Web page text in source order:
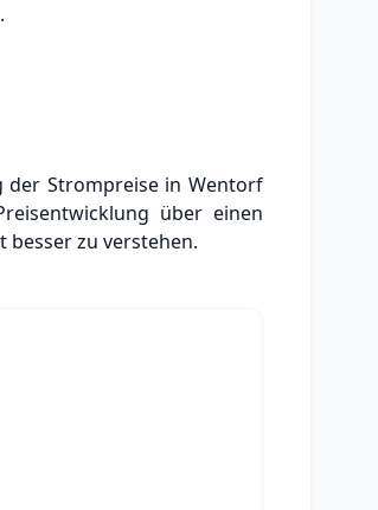
der Strompreise in Wentorf
über einen
zu verstehen.